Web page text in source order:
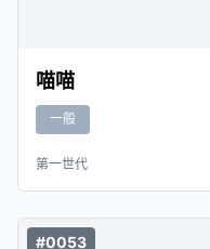
喵喵
一般
第一世代
#0053